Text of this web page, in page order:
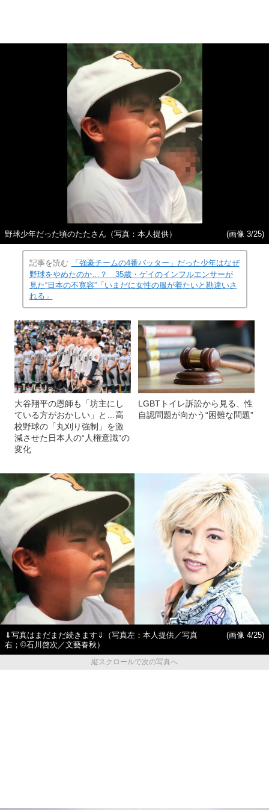
野球少年だった頃のたたさん（写真：本人提供） (画像 3/25)
記事を読む
「強豪チームの4番バッター」だった少年はなぜ
野球をやめたのか…？ 35歳・ゲイのインフルエンサーが
見た“日本の不寛容”「いまだに女性の服が着たいと勘違いさ
れる」
大谷翔平の恩師も「坊主にし
ている方がおかしい」と…高
校野球の「丸刈り強制」を激
減させた日本人の“人権意識”の
変化
LGBTトイレ訴訟から見る、性
自認問題が向かう“困難な問題”
⇓写真はまだまだ続きます⇓（写真左：本人提供／写真
右；©石川啓次／文藝春秋）
(画像 4/25)
縦スクロールで次の写真へ